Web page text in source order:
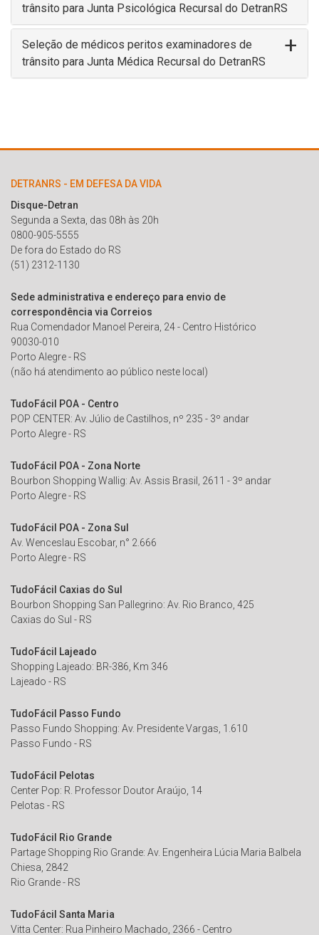
trânsito para Junta Psicológica Recursal do DetranRS
Seleção de médicos peritos examinadores de
trânsito para Junta Médica Recursal do DetranRS
DETRANRS - EM DEFESA DA VIDA
Disque-Detran
Segunda a Sexta, das 08h às 20h
0800-905-5555
De fora do Estado do RS
(51) 2312-1130
Sede administrativa e endereço para envio de
correspondência via Correios
Rua Comendador Manoel Pereira, 24 - Centro Histórico
90030-010
Porto Alegre - RS
(não há atendimento ao público neste local)
TudoFácil POA - Centro
POP CENTER: Av. Júlio de Castilhos, nº 235 - 3º andar
Porto Alegre - RS
TudoFácil POA - Zona Norte
Bourbon Shopping Wallig: Av. Assis Brasil, 2611 - 3º andar
Porto Alegre - RS
TudoFácil POA - Zona Sul
Av. Wenceslau Escobar, n° 2.666
Porto Alegre - RS
TudoFácil Caxias do Sul
Bourbon Shopping San Pallegrino: Av. Rio Branco, 425
Caxias do Sul - RS
TudoFácil Lajeado
Shopping Lajeado: BR-386, Km 346
Lajeado - RS
TudoFácil Passo Fundo
Passo Fundo Shopping: Av. Presidente Vargas, 1.610
Passo Fundo - RS
TudoFácil Pelotas
Center Pop: R. Professor Doutor Araújo, 14
Pelotas - RS
TudoFácil Rio Grande
Partage Shopping Rio Grande: Av. Engenheira Lúcia Maria Balbela
Chiesa, 2842
Rio Grande - RS
TudoFácil Santa Maria
Vitta Center: Rua Pinheiro Machado, 2366 - Centro